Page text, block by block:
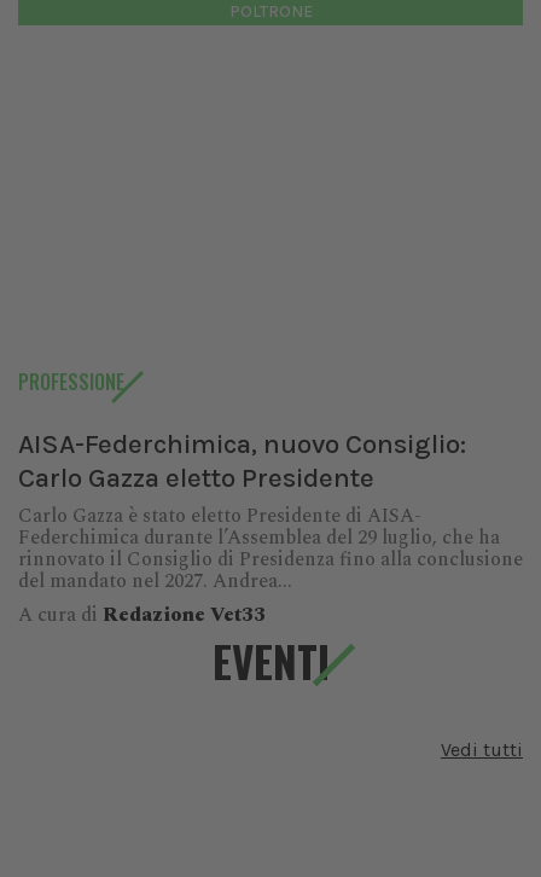
POLTRONE
PROFESSIONE
AISA-Federchimica, nuovo Consiglio:
Carlo Gazza eletto Presidente
Carlo Gazza è stato eletto Presidente di AISA-
Federchimica durante l’Assemblea del 29 luglio, che ha
rinnovato il Consiglio di Presidenza fino alla conclusione
del mandato nel 2027. Andrea...
A cura di Redazione Vet33
EVENTI
Vedi tutti